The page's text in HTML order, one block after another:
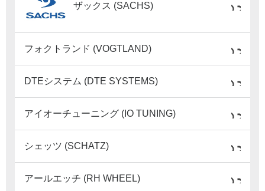
ザックス (SACHS)
フォクトランド (VOGTLAND)
DTEシステム (DTE SYSTEMS)
アイオーチューニング (IO TUNING)
シェッツ (SCHATZ)
アールエッチ (RH WHEEL)